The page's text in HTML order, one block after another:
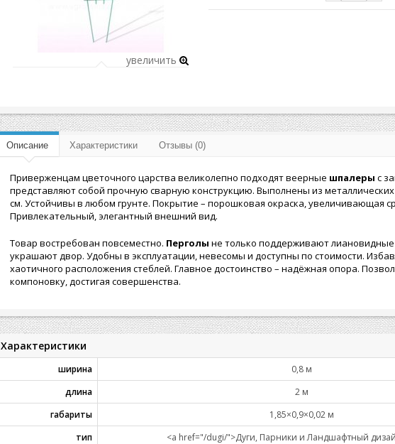
увеличить
Описание Характеристики Отзывы (0)
Приверженцам цветочного царства великолепно подходят веерные шпалеры с
представляют собой прочную сварную конструкцию. Выполнены из
см. Устойчивы в любом грунте. Покрытие – порошковая окраска, увеличивающая
Привлекательный, элегантный внешний вид.
Товар востребован повсеместно. Перголы не только поддерживают
украшают двор. Удобны в эксплуатации, невесомы и доступны по стоимости.
хаотичного расположения стеблей. Главное достоинство – надёжная опора.
компоновку, достигая совершенства.
Характеристики
ширина
0,8 м
длина
2 м
габариты
1,85×0,9×0,02 м
тип
<a href="/dugi/">Дуги, Парники и Ландшафтный